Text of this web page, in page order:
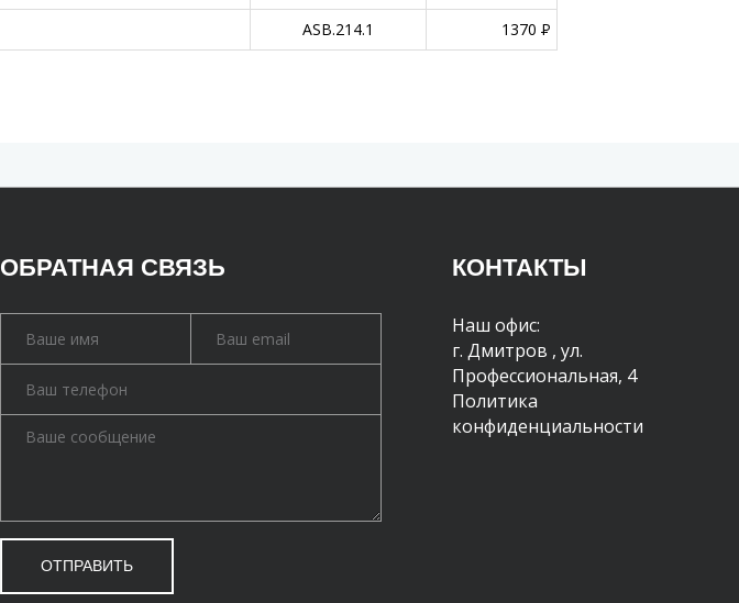
ASB.214.1 1370 P
ОБРАТНАЯ СВЯЗЬ
ОТПРАВИТЬ
КОНТАКТЫ
Наш офис:
г. Дмитров , ул.
Профессиональная, 4
Политика
конфиденциальности